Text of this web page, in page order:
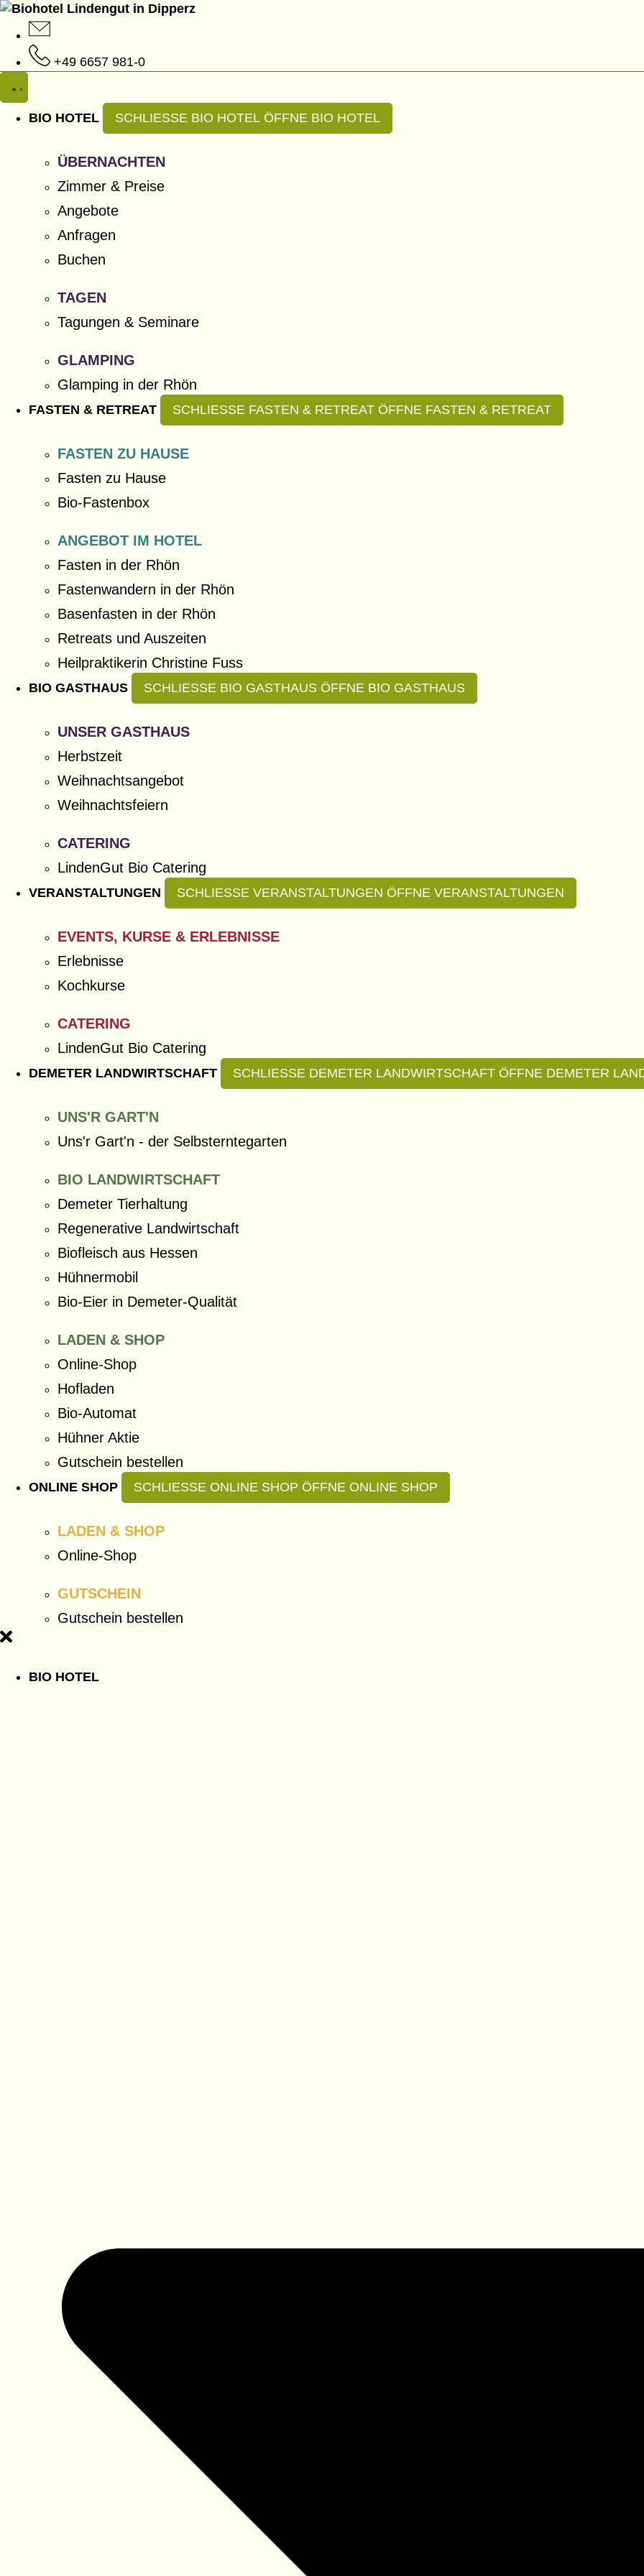
Zum
Inhalt
springen
+49 6657 981-0
BIO HOTEL SCHLIESSE BIO HOTEL ÖFFNE BIO HOTEL
ÜBERNACHTEN
Zimmer & Preise
Angebote
Anfragen
Buchen
TAGEN
Tagungen & Seminare
GLAMPING
Glamping in der Rhön
FASTEN & RETREAT SCHLIESSE FASTEN & RETREAT ÖFFNE FASTEN & RETREAT
FASTEN ZU HAUSE
Fasten zu Hause
Bio-Fastenbox
ANGEBOT IM HOTEL
Fasten in der Rhön
Fastenwandern in der Rhön
Basenfasten in der Rhön
Retreats und Auszeiten
Heilpraktikerin Christine Fuss
BIO GASTHAUS SCHLIESSE BIO GASTHAUS ÖFFNE BIO GASTHAUS
UNSER GASTHAUS
Herbstzeit
Weihnachtsangebot
Weihnachtsfeiern
CATERING
LindenGut Bio Catering
VERANSTALTUNGEN SCHLIESSE VERANSTALTUNGEN ÖFFNE VERANSTALTUNGEN
EVENTS, KURSE & ERLEBNISSE
Erlebnisse
Kochkurse
CATERING
LindenGut Bio Catering
DEMETER LANDWIRTSCHAFT SCHLIESSE DEMETER LANDWIRTSCHAFT ÖFFNE DEMETER
UNS'R GART'N
Uns'r Gart'n - der Selbsterntegarten
BIO LANDWIRTSCHAFT
Demeter Tierhaltung
Regenerative Landwirtschaft
Biofleisch aus Hessen
Hühnermobil
Bio-Eier in Demeter-Qualität
LADEN & SHOP
Online-Shop
Hofladen
Bio-Automat
Hühner Aktie
Gutschein bestellen
ONLINE SHOP SCHLIESSE ONLINE SHOP ÖFFNE ONLINE SHOP
LADEN & SHOP
Online-Shop
GUTSCHEIN
Gutschein bestellen
BIO HOTEL